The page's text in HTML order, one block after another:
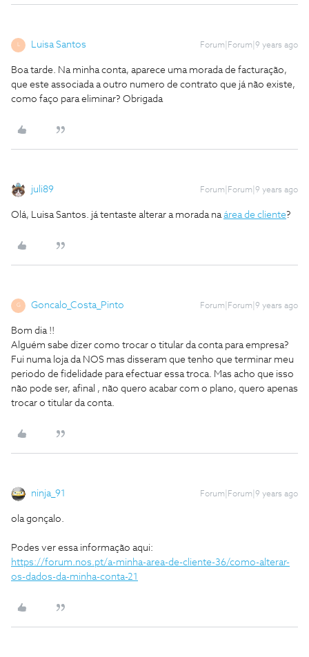
L Luisa Santos Forum|Forum|9 years ago
Boa tarde. Na minha conta, aparece uma morada de facturação,
que este associada a outro numero de contrato que já não existe,
como faço para eliminar? Obrigada
juli89 Forum|Forum|9 years ago
Olá, Luisa Santos. já tentaste alterar a morada naárea de cliente?
G Goncalo_Costa_Pinto Forum|Forum|9 years ago
Bom dia !!
Alguém sabe dizer como trocar o titular da conta para empresa?
Fui numa loja da NOS mas disseram que tenho que terminar meu
periodo de fidelidade para efectuar essa troca. Mas acho que isso
não pode ser, afinal , não quero acabar com o plano, quero apenas
trocar o titular da conta.
ninja_91 Forum|Forum|9 years ago
ola gonçalo.
Podes ver essa informação aqui:
https://forum.nos.pt/a-minha-area-de-cliente-36/como-alterar-
os-dados-da-minha-conta-21